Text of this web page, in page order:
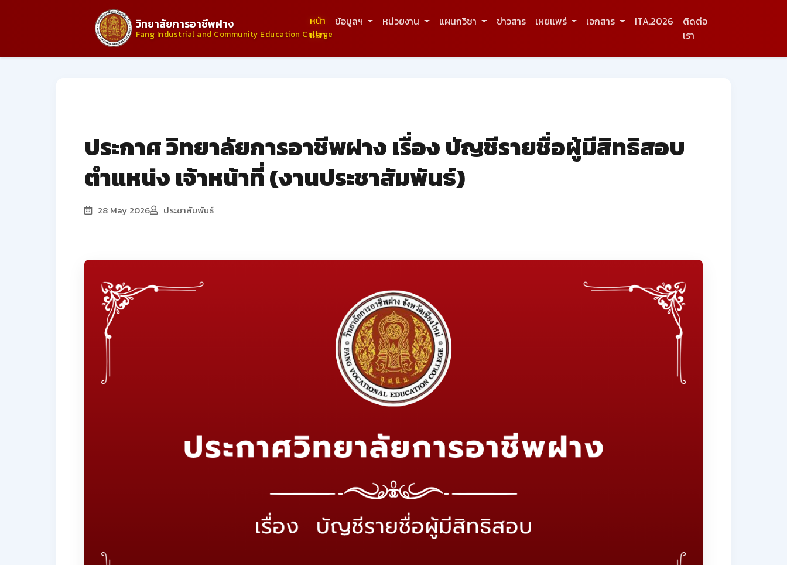
วิทยาลัยการอาชีพฝาง
Fang Industrial and Community Education College
หน้า
แรก
ข้อมูลฯ หน่วยงาน แผนกวิชา ข่าวสาร เผยแพร่ เอกสาร ITA.2026
ติดต่อ
เรา
ประกาศ วิทยาลัยการอาชีพฝาง เรื่อง บัญชีรายชื่อผู้มีสิทธิสอบ
ตำแหน่ง เจ้าหน้าที่ (งานประชาสัมพันธ์)
28 May 2026 ประชาสัมพันธ์